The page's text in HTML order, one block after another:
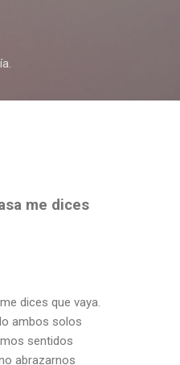
me dices
dices que vaya.
ambos solos
sentidos
abrazarnos